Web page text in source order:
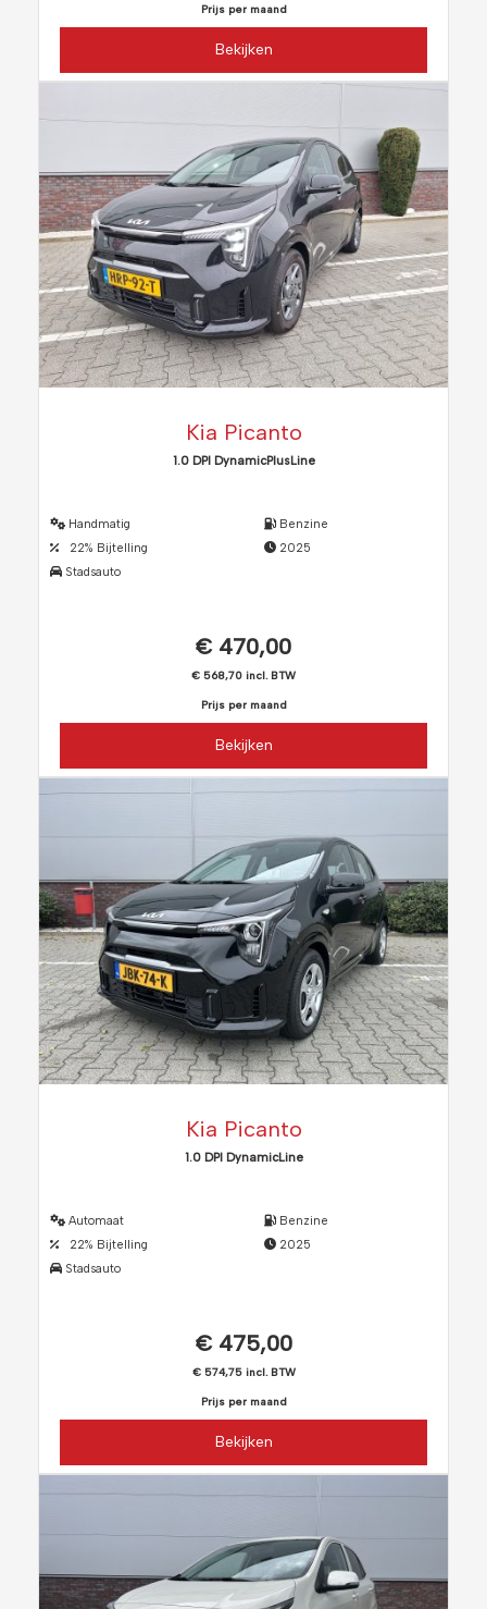
Prijs per maand
Bekijken
Kia Picanto
1.0 DPI DynamicPlusLine
Handmatig
22% Bijtelling
Stadsauto
Benzine
2025
€ 470,00
€ 568,70 incl. BTW
Prijs per maand
Bekijken
Kia Picanto
1.0 DPI DynamicLine
Automaat
22% Bijtelling
Stadsauto
Benzine
2025
€ 475,00
€ 574,75 incl. BTW
Prijs per maand
Bekijken